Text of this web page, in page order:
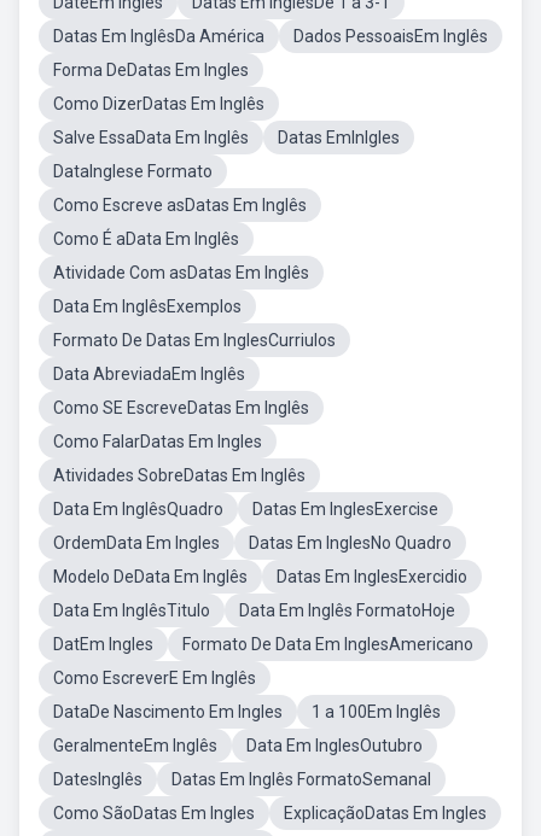
Datas Em InglêsDa América
Dados PessoaisEm Inglês
Forma DeDatas Em Ingles
Como DizerDatas Em Inglês
Salve EssaData Em Inglês
Datas EmInlgles
DataInglese Formato
Como Escreve asDatas Em Inglês
Como É aData Em Inglês
Atividade Com asDatas Em Inglês
Data Em InglêsExemplos
Formato De Datas Em InglesCurriulos
Data AbreviadaEm Inglês
Como SE EscreveDatas Em Inglês
Como FalarDatas Em Ingles
Atividades SobreDatas Em Inglês
Data Em InglêsQuadro
Datas Em InglesExercise
OrdemData Em Ingles
Datas Em InglesNo Quadro
Modelo DeData Em Inglês
Datas Em InglesExercidio
Data Em InglêsTitulo
Data Em Inglês FormatoHoje
DatEm Ingles
Formato De Data Em InglesAmericano
Como EscreverE Em Inglês
DataDe Nascimento Em Ingles
1 a 100Em Inglês
GeralmenteEm Inglês
Data Em InglesOutubro
DatesInglês
Datas Em Inglês FormatoSemanal
Como SãoDatas Em Ingles
ExplicaçãoDatas Em Ingles